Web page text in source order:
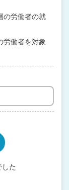
の労働者の就
労働者を対象
た